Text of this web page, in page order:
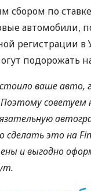
сбором по
автомобили,
регистрации
подорожать
ваше
советуем
это на
и выгодно